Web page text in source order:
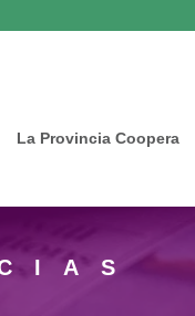
La Provincia Coopera